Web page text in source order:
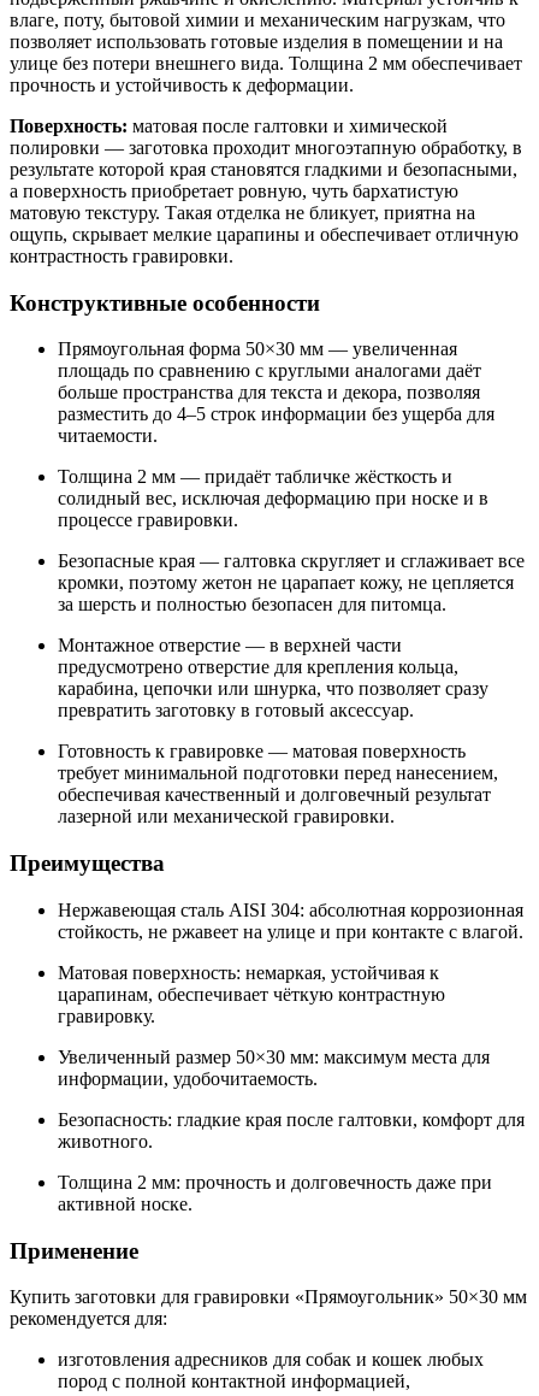
влаге, поту, бытовой химии и механическим нагрузкам, что
позволяет использовать готовые изделия в помещении и на
улице без потери внешнего вида. Толщина 2 мм обеспечивает
прочность и устойчивость к деформации.
Поверхность: матовая после галтовки и химической
полировки — заготовка проходит многоэтапную обработку, в
результате которой края становятся гладкими и безопасными,
а поверхность приобретает ровную, чуть бархатистую
матовую текстуру. Такая отделка не бликует, приятна на
ощупь, скрывает мелкие царапины и обеспечивает отличную
контрастность гравировки.
Конструктивные особенности
Прямоугольная форма 50×30 мм — увеличенная
площадь по сравнению с круглыми аналогами даёт
больше пространства для текста и декора, позволяя
разместить до 4–5 строк информации без ущерба для
читаемости.
Толщина 2 мм — придаёт табличке жёсткость и
солидный вес, исключая деформацию при носке и в
процессе гравировки.
Безопасные края — галтовка скругляет и сглаживает все
кромки, поэтому жетон не царапает кожу, не цепляется
за шерсть и полностью безопасен для питомца.
Монтажное отверстие — в верхней части
предусмотрено отверстие для крепления кольца,
карабина, цепочки или шнурка, что позволяет сразу
превратить заготовку в готовый аксессуар.
Готовность к гравировке — матовая поверхность
требует минимальной подготовки перед нанесением,
обеспечивая качественный и долговечный результат
лазерной или механической гравировки.
Преимущества
Нержавеющая сталь AISI 304: абсолютная коррозионная
стойкость, не ржавеет на улице и при контакте с влагой.
Матовая поверхность: немаркая, устойчивая к
царапинам, обеспечивает чёткую контрастную
гравировку.
Увеличенный размер 50×30 мм: максимум места для
информации, удобочитаемость.
Безопасность: гладкие края после галтовки, комфорт для
животного.
Толщина 2 мм: прочность и долговечность даже при
активной носке.
Применение
Купить заготовки для гравировки «Прямоугольник» 50×30 мм
рекомендуется для:
изготовления адресников для собак и кошек любых
пород с полной контактной информацией,